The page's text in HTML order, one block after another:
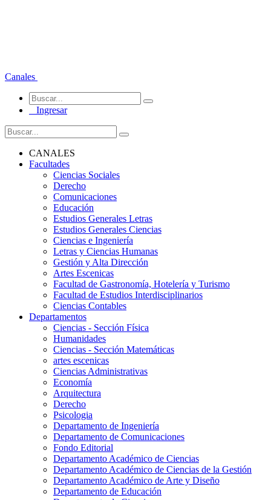
Canales
Ingresar
CANALES
Facultades
Ciencias Sociales
Derecho
Comunicaciones
Educación
Estudios Generales Letras
Estudios Generales Ciencias
Ciencias e Ingeniería
Letras y Ciencias Humanas
Gestión y Alta Dirección
Artes Escenicas
Facultad de Gastronomía, Hotelería y Turismo
Facultad de Estudios Interdisciplinarios
Ciencias Contables
Departamentos
Ciencias - Sección Física
Humanidades
Ciencias - Sección Matemáticas
artes escenicas
Ciencias Administrativas
Economía
Arquitectura
Derecho
Psicologia
Departamento de Ingeniería
Departamento de Comunicaciones
Fondo Editorial
Departamento Académico de Ciencias
Departamento Académico de Ciencias de la Gestión
Departamento Académico de Arte y Diseño
Departamento de Educación